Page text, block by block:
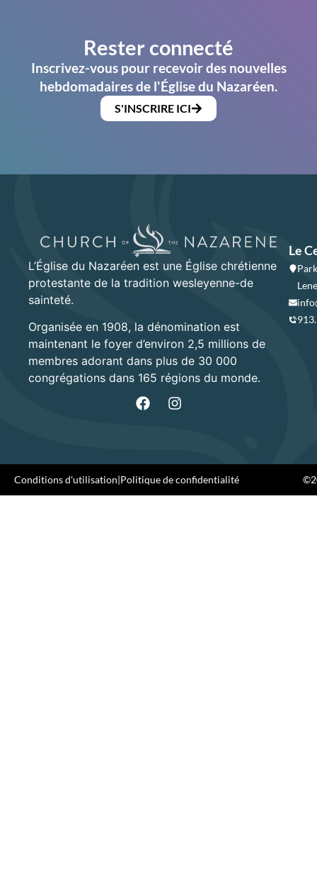
Rester connecté
Inscrivez-vous pour recevoir des nouvelles
hebdomadaires de l'Église du Nazaréen.
S'INSCRIRE ICI
L’Église du Nazaréen est une Église chrétienne
protestante de la tradition wesleyenne-de
sainteté.
Organisée en 1908, la dénomination est
maintenant le foyer d’environ 2,5 millions de
membres adorant dans plus de 30 000
congrégations dans 165 régions du monde.
Le
Conditions d'utilisation|Politique de confidentialité